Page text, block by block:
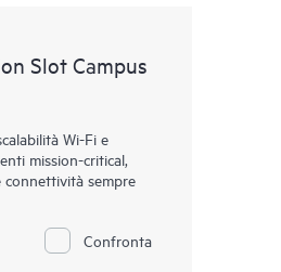
Slot Campus
Wi-Fi e
mission-critical,
connettività sempre
Confronta